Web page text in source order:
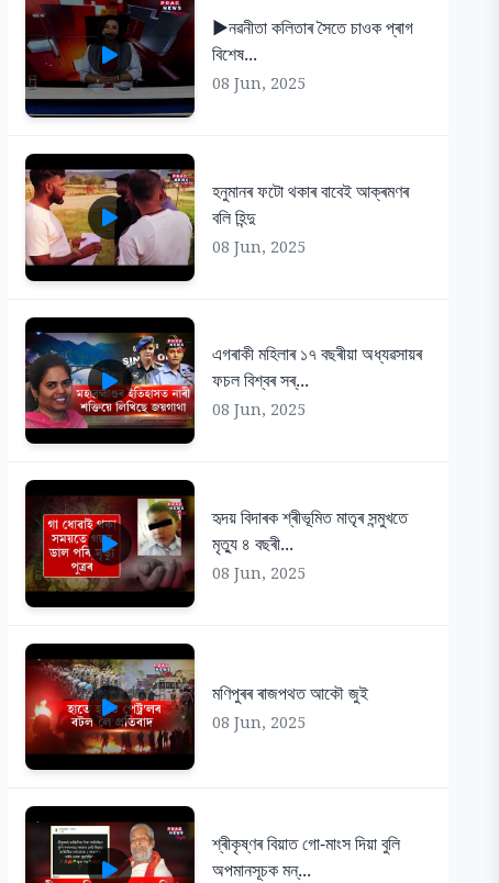
▶️নৱনীতা কলিতাৰ সৈতে চাওক প্ৰাগ
বিশেষ...
08 Jun, 2025
হনুমানৰ ফটো থকাৰ বাবেই আক্ৰমণৰ
বলি হিন্দু
08 Jun, 2025
এগৰাকী মহিলাৰ ১৭ বছৰীয়া অধ্যৱসায়ৰ
ফচল বিশ্বৰ সৰ্...
08 Jun, 2025
হৃদয় বিদাৰক শ্ৰীভূমিত মাতৃৰ সন্মুখতে
মৃত্যু ৪ বছৰী...
08 Jun, 2025
মণিপুৰৰ ৰাজপথত আকৌ জুই
08 Jun, 2025
শ্ৰীকৃষ্ণৰ বিয়াত গো-মাংস দিয়া বুলি
অপমানসূচক মন্...